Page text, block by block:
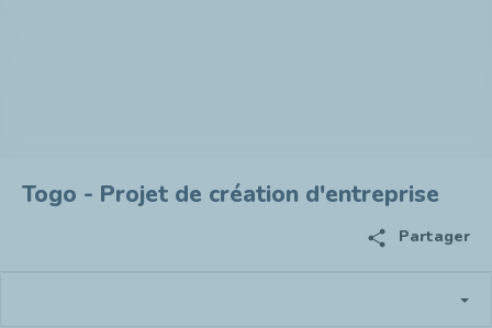
Togo - Projet de création d'entreprise
share Partager